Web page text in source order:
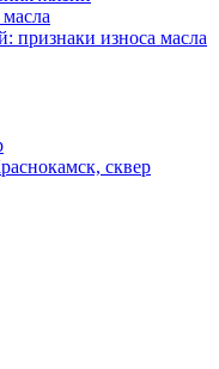
признаки износа масла
сквер